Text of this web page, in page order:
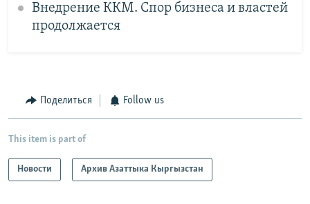
Внедрение ККМ. Спор бизнеса и властей
продолжается
Поделиться Follow us
This item is part of
Новости Архив Азаттыка Кыргызстан